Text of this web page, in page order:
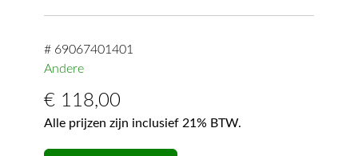
# 69067401401
Andere
€ 118,00
Alle prijzen zijn inclusief 21% BTW.